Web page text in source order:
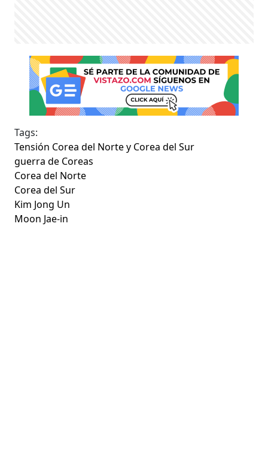
Tags:
Tensión Corea del Norte y Corea del Sur
guerra de Coreas
Corea del Norte
Corea del Sur
Kim Jong Un
Moon Jae-in